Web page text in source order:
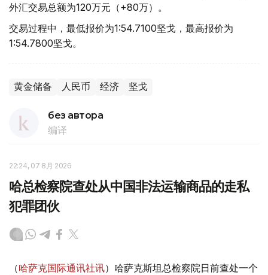
外汇交易总额为120万元（+80万）。
交易过程中，最低报价为1:54.7100坚戈，最高报价为
1:54.7800坚戈。
黄金储备 人民币 经济 坚戈
без автора
编译
22:24, 07 8月 2026
哈总检察院查处从中国非法运输商品的走私
犯罪团伙
（哈萨克国际通讯社讯）哈萨克斯坦总检察院日前查处一个